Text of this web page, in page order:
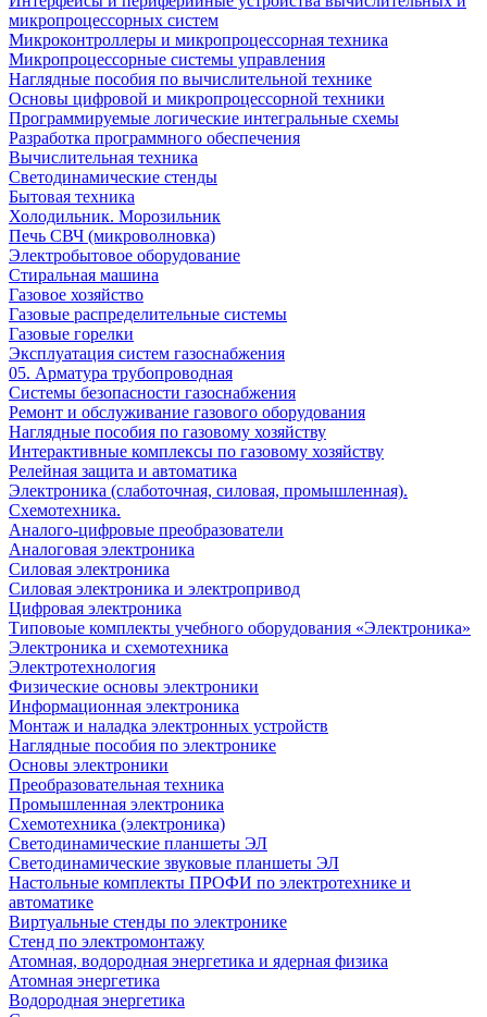
микропроцессорных систем
Микроконтроллеры и микропроцессорная техника
Микропроцессорные системы управления
Наглядные пособия по вычислительной технике
Основы цифровой и микропроцессорной техники
Программируемые логические интегральные схемы
Разработка программного обеспечения
Вычислительная техника
Светодинамические стенды
Бытовая техника
Холодильник. Морозильник
Печь СВЧ (микроволновка)
Электробытовое оборудование
Стиральная машина
Газовое хозяйство
Газовые распределительные системы
Газовые горелки
Эксплуатация систем газоснабжения
05. Арматура трубопроводная
Системы безопасности газоснабжения
Ремонт и обслуживание газового оборудования
Наглядные пособия по газовому хозяйству
Интерактивные комплексы по газовому хозяйству
Релейная защита и автоматика
Электроника (слаботочная, силовая, промышленная).
Схемотехника.
Аналого-цифровые преобразователи
Аналоговая электроника
Cиловая электроника
Cиловая электроника и электропривод
Цифровая электроника
Типовоые комплекты учебного оборудования «Электроника»
Электроника и схемотехника
Электротехнология
Физические основы электроники
Информационная электроника
Монтаж и наладка электронных устройств
Наглядные пособия по электронике
Основы электроники
Преобразовательная техника
Промышленная электроника
Схемотехника (электроника)
Светодинамические планшеты ЭЛ
Светодинамические звуковые планшеты ЭЛ
Настольные комплекты ПРОФИ по электротехнике и
автоматике
Виртуальные стенды по электронике
Стенд по электромонтажу
Атомная, водородная энергетика и ядерная физика
Атомная энергетика
Водородная энергетика